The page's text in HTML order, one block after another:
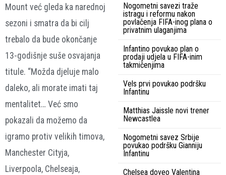
Mount već gleda ka narednoj
sezoni i smatra da bi cilj
trebalo da bude okončanje
13-godišnje suše osvajanja
titule. “Možda djeluje malo
daleko, ali morate imati taj
mentalitet… Već smo
pokazali da možemo da
igramo protiv velikih timova,
Manchester Cityja,
Liverpoola, Chelseaja,
Nogometni savezi traže
istragu i reformu nakon
povlačenja FIFA-inog plana o
privatnim ulaganjima
Infantino povukao plan o
prodaji udjela u FIFA-inim
takmičenjima
Vels prvi povukao podršku
Infantinu
Matthias Jaissle novi trener
Newcastlea
Nogometni savez Srbije
povukao podršku Gianniju
Infantinu
Chelsea doveo Valentina